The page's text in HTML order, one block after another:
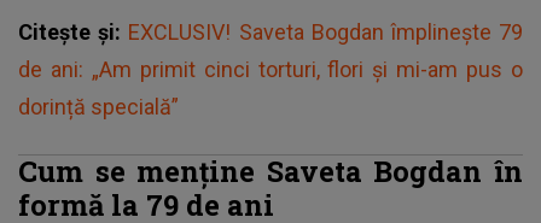
Citește și: EXCLUSIV! Saveta Bogdan împlinește 79
de ani: „Am primit cinci torturi, flori și mi-am pus o
dorință specială”
Cum se menține Saveta Bogdan în
formă la 79 de ani